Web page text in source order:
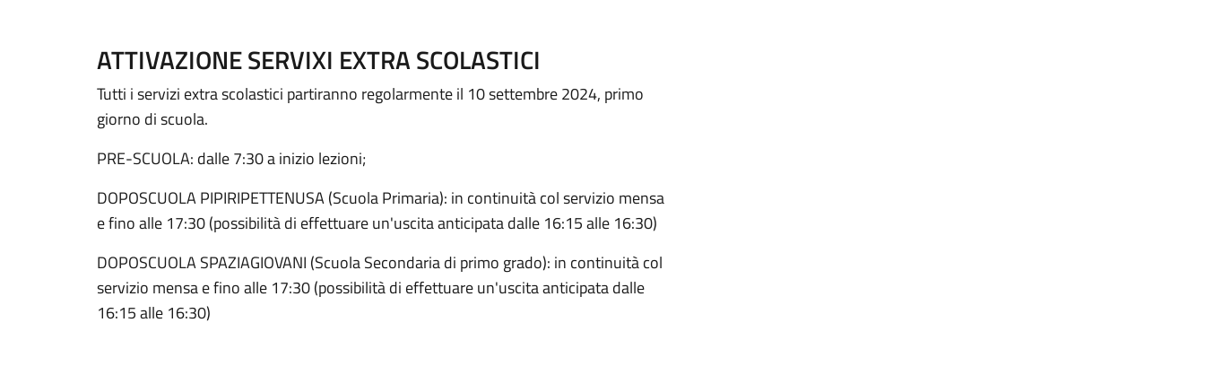
ATTIVAZIONE SERVIXI EXTRA SCOLASTICI
Tutti i servizi extra scolastici partiranno regolarmente il 10 settembre 2024, primo
giorno di scuola.
PRE-SCUOLA: dalle 7:30 a inizio lezioni;
DOPOSCUOLA PIPIRIPETTENUSA (Scuola Primaria): in continuità col servizio mensa
e fino alle 17:30 (possibilità di effettuare un'uscita anticipata dalle 16:15 alle 16:30)
DOPOSCUOLA SPAZIAGIOVANI (Scuola Secondaria di primo grado): in continuità col
servizio mensa e fino alle 17:30 (possibilità di effettuare un'uscita anticipata dalle
16:15 alle 16:30)